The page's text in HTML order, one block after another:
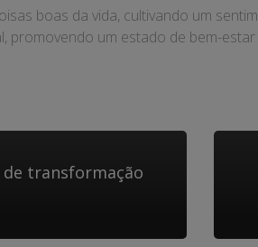
boas da vida, cultivando um
um estado de bem-
transformação